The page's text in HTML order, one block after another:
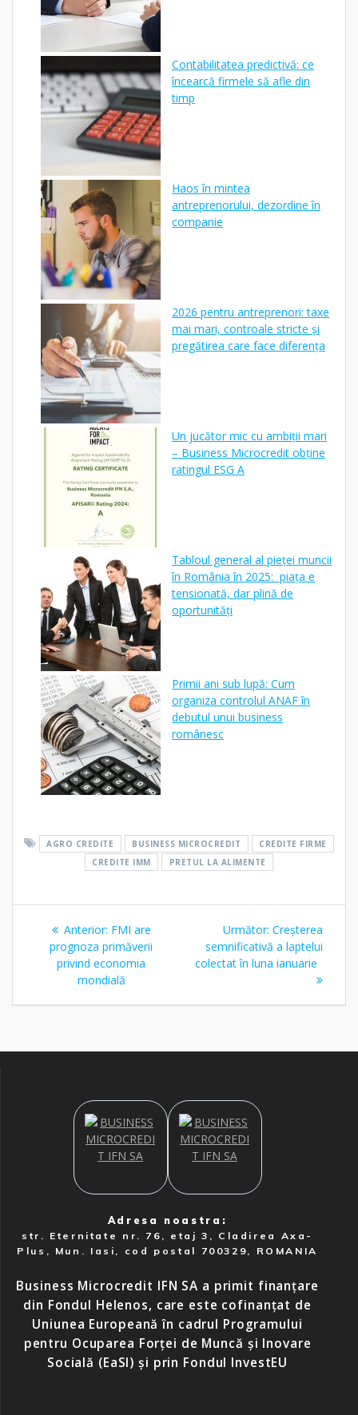
Contabilitatea predictivă: ce
încearcă firmele să afle din
timp
Haos în mintea
antreprenorului, dezordine în
companie
2026 pentru antreprenori: taxe
mai mari, controale stricte și
pregătirea care face diferența
Un jucător mic cu ambiții mari
– Business Microcredit obține
ratingul ESG A
Tabloul general al pieței muncii
în România în 2025: piața e
tensionată, dar plină de
oportunități
Primii ani sub lupă: Cum
organiza controlul ANAF în
debutul unui business
românesc
AGRO CREDITE BUSINESS MICROCREDIT
CREDITE FIRME
CREDITE IMM
PRETUL LA ALIMENTE
Navigare
articole
Anterior: Articolul
anterior:
FMI are
prognoza primăverii
privind economia
mondială
Următor: Articolul
următor:
Creșterea
semnificativă a laptelui
colectat în luna ianuarie
Adresa noastra:
str. Eternitate nr. 76, etaj 3, Cladirea Axa-
Plus, Mun. Iasi, cod postal 700329, ROMANIA
Business Microcredit IFN SA a primit finanțare
din Fondul Helenos, care este cofinanțat de
Uniunea Europeană în cadrul Programului
pentru Ocuparea Forței de Muncă și Inovare
Socială (EaSI) și prin Fondul InvestEU